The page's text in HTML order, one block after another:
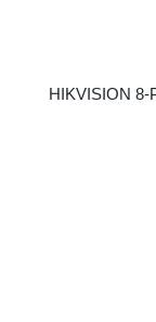
HIKVISION 8-